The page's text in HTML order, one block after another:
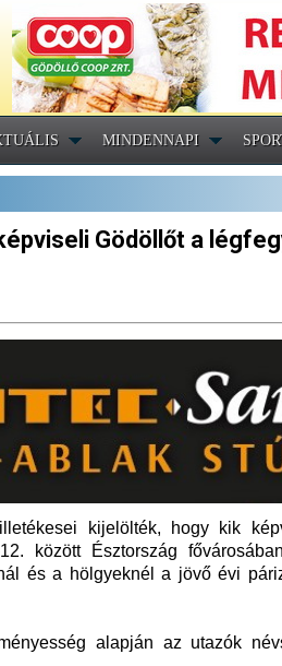
MINDENNAPI
Gödöllőt a
kijelölték, hogy kik
között Észtország
és a hölgyeknél a jövő évi
alapján az utazók